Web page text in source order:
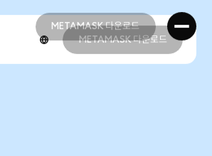
METAMASK 다운로드
METAMASK 다운로드
METAMASK 다운로드